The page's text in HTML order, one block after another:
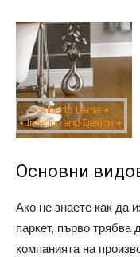
Основни
Ако не знаете как да
паркет, първо трябва
компанията на